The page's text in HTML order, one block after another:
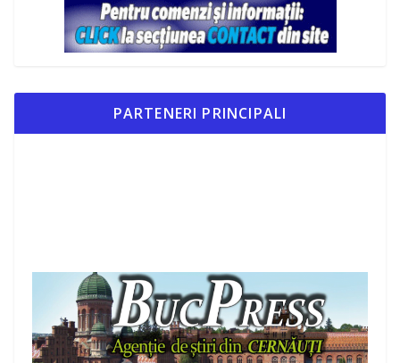
PARTENERI PRINCIPALI